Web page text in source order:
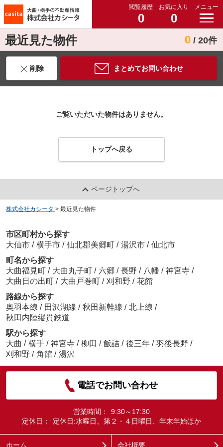
閲覧履歴
0
お気に入り
0
メニュー
最近見た物件 0 / 20件
削除 まとめてお問い合わせ
ご覧いただいた物件はありません。
トップへ戻る
ページトップへ
株式会社カシータ > 最近見た物件
市区町村から探す
大仙市 / 横手市 / 仙北郡美郷町 / 湯沢市 / 仙北市
町名から探す
大曲福見町 / 大曲丸子町 / 六郷 / 長野 / 八幡 / 神宮寺 /
大曲日の出町 / 大曲戸巻町 / 刈和野 / 花館
路線から探す
奥羽本線 / 田沢湖線 / 秋田新幹線 / 北上線 /
秋田内陸縦貫鉄道
駅から探す
大曲 / 横手 / 神宮寺 / 柳田 / 飯詰 / 後三年 / 羽後長野 /
刈和野 / 角館 / 湯沢
電話でお問い合わせ
営業時間：
9:30～17:30
定休日：
定休日:水曜日、第２・４日曜日、年末年始ほか
ホーム 会社概要